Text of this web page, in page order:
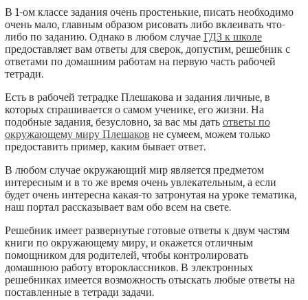
В 1-ом классе задания очень простенькие, писать необходимо
очень мало, главным образом рисовать либо вклеивать что-
либо по заданию. Однако в любом случае ГДЗ к школе
предоставляет вам ответы для сверок, допустим, решебник с
ответами по домашним работам на первую часть рабочей
тетради.
Есть в рабочей тетрадке Плешакова и задания личные, в
которых спрашивается о самом ученике, его жизни. На
подобные задания, безусловно, за вас мы дать ответы по
окружающему миру Плешаков не сумеем, можем только
предоставить пример, каким бывает ответ.
В любом случае окружающий мир является предметом
интересным и в то же время очень увлекательным, а если
будет очень интересна какая-то затронутая на уроке тематика,
наш портал рассказывает вам обо всем на свете.
Решебник имеет развернутые готовые ответы к двум частям
книги по окружающему миру, и окажется отличным
помощником для родителей, чтобы контролировать
домашнюю работу второклассников. В электронных
решебниках имеется возможность отыскать любые ответы на
поставленные в тетради задачи.